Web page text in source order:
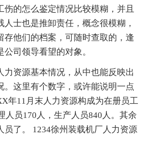
伤的怎么鉴定情况比较模糊，并且
人士也是推卸责任，概念很模糊，
存他们的档案，可随时查取的，逢
司领导看望的对象。
力资源基本情况，从中也能反映出
。这里有个数字，或许能说明一点
年11月末人力资源构成为在册员工
人员170人，生产人员840人。其余
员了。 1234徐州装载机厂人力资源